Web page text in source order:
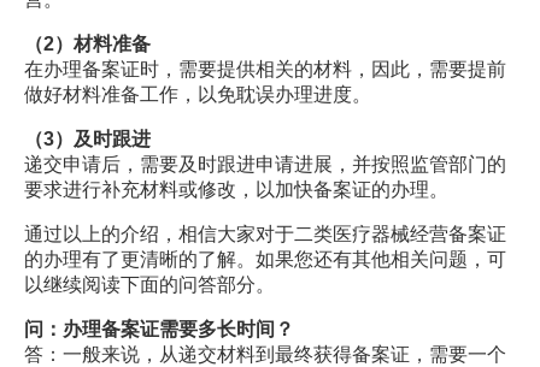
（2）材料准备
在办理备案证时，需要提供相关的材料，因此，需要提前
做好材料准备工作，以免耽误办理进度。
（3）及时跟进
递交申请后，需要及时跟进申请进展，并按照监管部门的
要求进行补充材料或修改，以加快备案证的办理。
通过以上的介绍，相信大家对于二类医疗器械经营备案证
的办理有了更清晰的了解。如果您还有其他相关问题，可
以继续阅读下面的问答部分。
问：办理备案证需要多长时间？
答：一般来说，从递交材料到最终获得备案证，需要一个